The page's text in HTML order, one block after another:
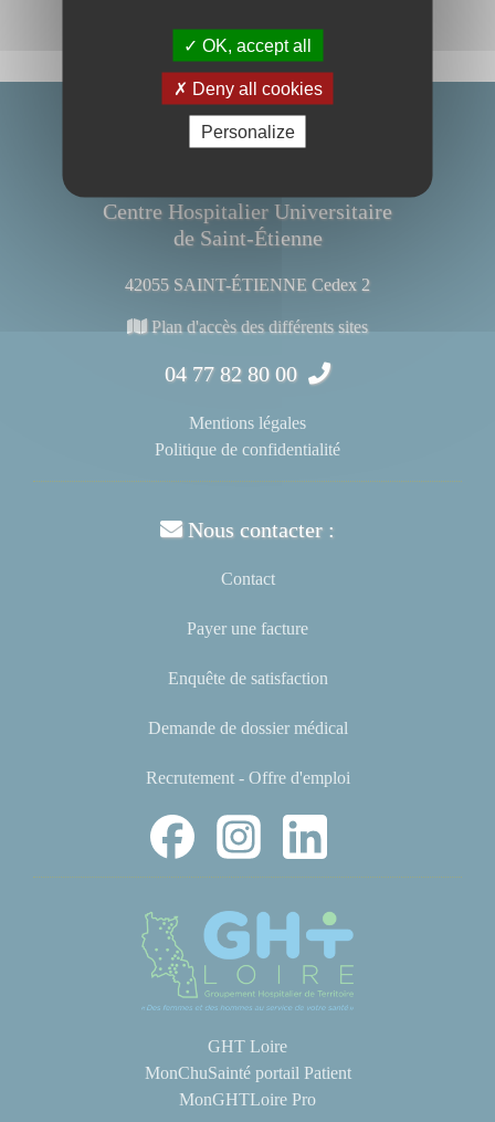
Centre Hospitalier Universitaire
de Saint-Étienne
42055 SAINT-ÉTIENNE Cedex 2
Plan d'accès des différents sites
04 77 82 80 00
Mentions légales
Politique de confidentialité
Nous contacter :
Contact
Payer une facture
Enquête de satisfaction
Demande de dossier médical
Recrutement - Offre d'emploi
GHT Loire
MonChuSainté portail Patient
MonGHTLoire Pro
OK, accept all
Deny all cookies
Personalize